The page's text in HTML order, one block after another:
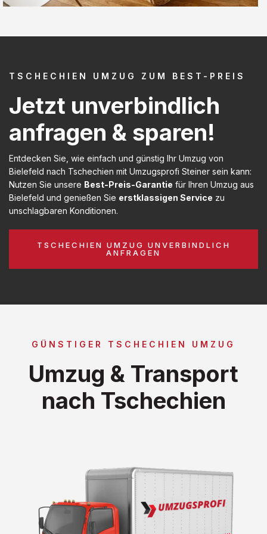
TSCHECHIEN UMZUG ZUM BEST-PREIS
Jetzt unverbindlich
anfragen & sparen!
Entdecken Sie, wie einfach und günstig Ihr Umzug von
Bielefeld nach Tschechien mit Umzugsprofi Steiner sein kann:
Nutzen Sie unsere Best-Preis-Garantie für Ihren Umzug aus
Bielefeld und genießen Sie erstklassigen Service zu
unschlagbaren Konditionen.
TSCHECHIEN UMZUG UNVERBINDLICH
ANFRAGEN
GÜNSTIGER TSCHECHIEN UMZUG
Umzug & Transport
nach Tschechien